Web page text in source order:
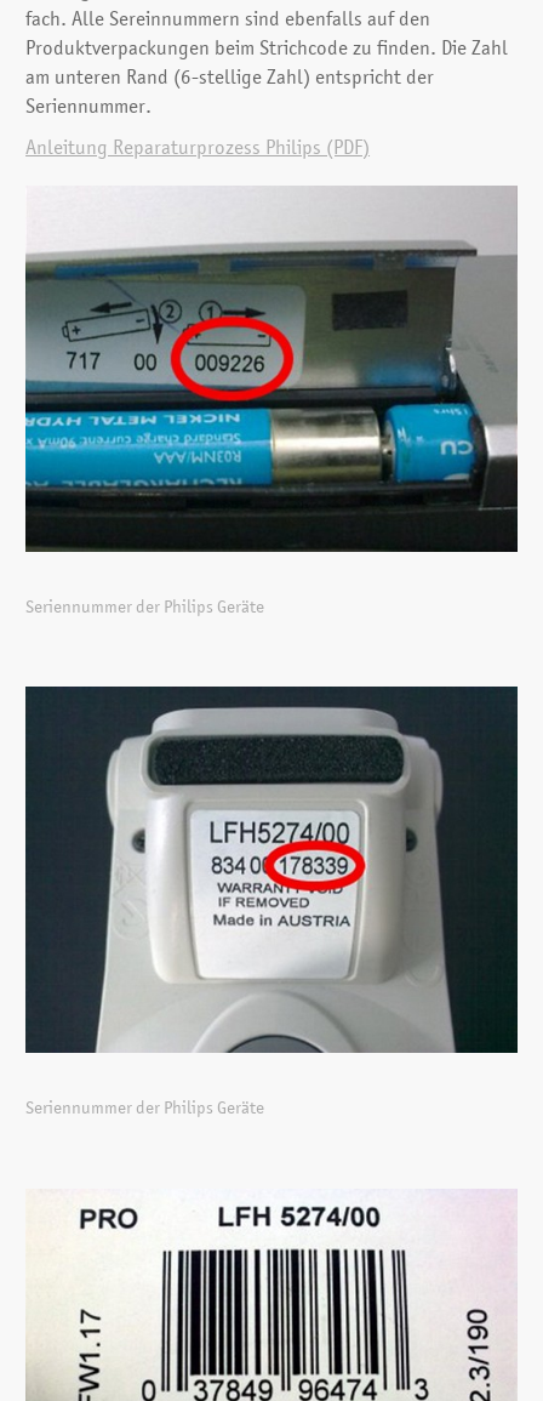
fach. Alle Sereinnummern sind ebenfalls auf den
Produktverpackungen beim Strichcode zu finden. Die Zahl
am unteren Rand (6-stellige Zahl) entspricht der
Seriennummer.
Anleitung Reparaturprozess Philips (PDF)
Seriennummer der Philips Geräte
Seriennummer der Philips Geräte